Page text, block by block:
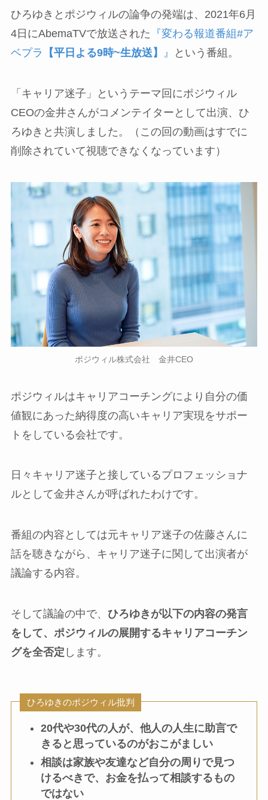
ひろゆきとポジウィルの論争の発端は、2021年6月
4日にAbemaTVで放送された 『変わる報道番組#ア
ベプラ
【平日よる9時~生放送】 』 という番組。
「キャリア迷子」というテーマ回にポジウィル
CEOの金井さんがコメンテイターとして出演、ひ
ろゆきと共演しました。（この回の動画はすでに
削除されていて視聴できなくなっています）
ポジウィル株式会社 金井CEO
ポジウィルはキャリアコーチングにより自分の価
値観にあった納得度の高いキャリア実現をサポー
トをしている会社です。
日々キャリア迷子と接しているプロフェッショナ
ルとして金井さんが呼ばれたわけです。
番組の内容としては元キャリア迷子の佐藤さんに
話を聴きながら、キャリア迷子に関して出演者が
議論する内容。
そして議論の中で、 ひろゆきが以下の内容の発言
をして、ポジウィルの展開するキャリアコーチン
グを全否定 します。
ひろゆきのポジウィル批判
20代や30代の人が、他人の人生に助言で
きると思っているのがおこがましい
相談は家族や友達など自分の周りで見つ
けるべきで、お金を払って相談するもの
ではない